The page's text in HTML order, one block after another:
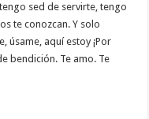
sed de servirte, tengo
te conozcan. Y solo
úsame, aquí estoy ¡Por
bendición. Te amo. Te